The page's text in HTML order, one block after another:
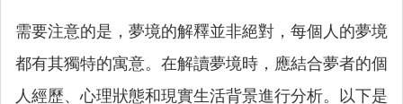
需要注意的是，夢境的解釋並非絕對，每個人的夢境
都有其獨特的寓意。在解讀夢境時，應結合夢者的個
人經歷、心理狀態和現實生活背景進行分析。以下是